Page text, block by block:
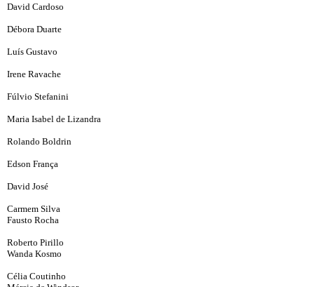
David Cardoso
Débora Duarte
Luís Gustavo
Irene Ravache
Fúlvio Stefanini
Maria Isabel de Lizandra
Rolando Boldrin
Edson França
David José
Carmem Silva
Fausto Rocha
Roberto Pirillo
Wanda Kosmo
Célia Coutinho